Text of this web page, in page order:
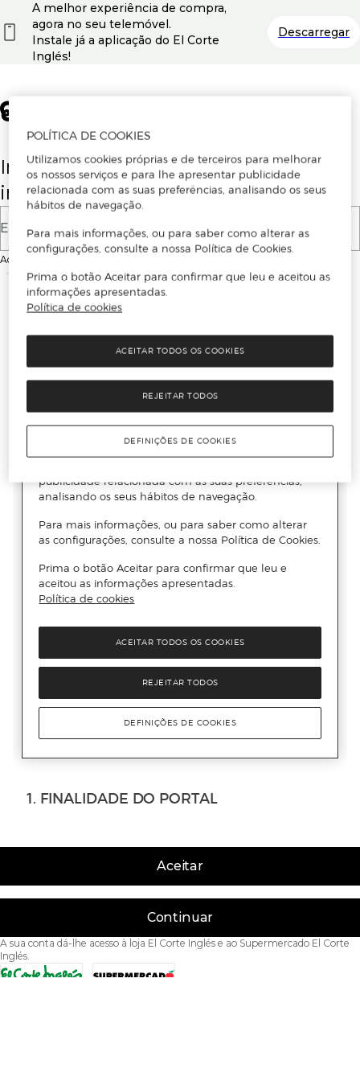
Insira o seu email para se registar ou
iniciar sessão.
E-mail
Ao continuar, aceitas as
Aceitar
Continuar
A sua conta dá-lhe acesso à loja El Corte Inglés e ao Supermercado El Corte
Inglés.
A melhor experiência de compra,
agora no seu telemóvel.
Instale já a aplicação do El Corte
Inglés!
Descarregar
POLÍTICA DE COOKIES
Utilizamos cookies próprias e de terceiros para melhorar
os nossos serviços e para lhe apresentar publicidade
relacionada com as suas preferências, analisando os seus
hábitos de navegação.
Para mais informações, ou para saber como alterar as
configurações, consulte a nossa Política de Cookies.
Prima o botão Aceitar para confirmar que leu e aceitou as
informações apresentadas.
Política de cookies
REJEITAR TODOS
ACEITAR TODOS OS COOKIES
DEFINIÇÕES DE COOKIES